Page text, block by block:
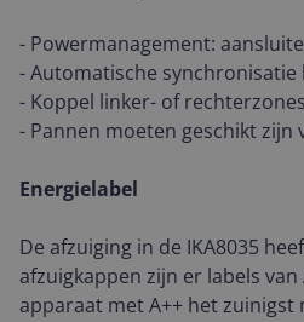
- Powermanagement:
- Automatische synchronisatie
- Koppel linker- of
- Pannen moeten geschikt zijn
Energielabel
De afzuiging in de IKA8035
afzuigkappen zijn er labels van
apparaat met A++ het zuinigst